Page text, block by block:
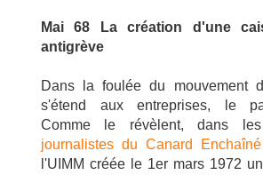
Mai 68 La
création d'une
antigrève
Dans la foulée du mouvement
s'étend aux entreprises, le
Comme le révèlent, dans
journalistes du Canard
l'UIMM créée le 1er mars 1972